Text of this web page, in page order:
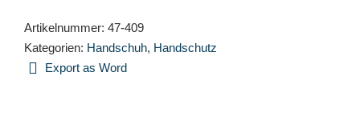
Artikelnummer: 47-409
Kategorien: Handschuh, Handschutz
Export as Word